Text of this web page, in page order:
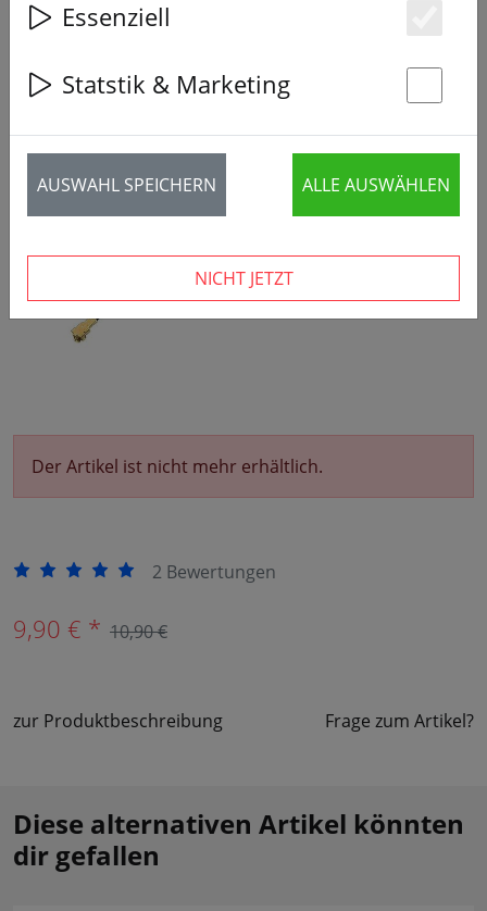
Der Artikel ist nicht mehr erhältlich.
2 Bewertungen
9,90 € * 10,90 €
zur Produktbeschreibung Frage zum Artikel?
Diese alternativen Artikel könnten
dir gefallen
Essenziell
Statstik & Marketing
AUSWAHL SPEICHERN ALLE AUSWÄHLEN
NICHT JETZT